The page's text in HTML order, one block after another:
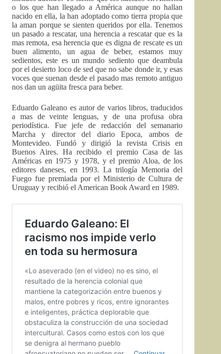
o los que han llegado a América aunque no hallan
nacido en ella, la han adoptado como tierra propia que
la aman porque se sienten queridos por ella. Tenemos
un pasado a rescatar, una herencia a rescatar que es la
mas remota, esa herencia que es digna de rescate es un
buen alimento, un agua de beber, estamos muy
sedientos, este es un mundo sediento que deambula
por el desierto loco de sed que no sabe donde ir, y esas
voces que suenan desde el pasado mas remoto antiguo
nos dan un agüita fresca para beber.
Eduardo Galeano es autor de varios libros, traducidos
a mas de veinte lenguas, y de una profusa obra
periodística. Fue jefe de redacción del semanario
Marcha y director del diario Epoca, ambos de
Montevideo. Fundó y dirigió la revista Crisis en
Buenos Aires. Ha recibido el premio Casa de las
Américas en 1975 y 1978, y el premio Aloa, de los
editores daneses, en 1993. La trilogía Memoria del
Fuego fue premiada por el Ministerio de Cultura de
Uruguay y recibió el American Book Award en 1989.